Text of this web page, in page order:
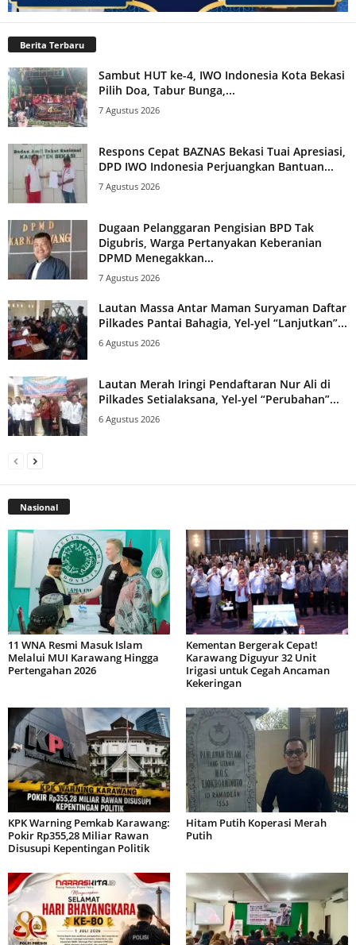
Berita Terbaru
Sambut HUT ke-4, IWO Indonesia Kota Bekasi
Pilih Doa, Tabur Bunga,...
7 Agustus 2026
Respons Cepat BAZNAS Bekasi Tuai Apresiasi,
DPD IWO Indonesia Perjuangkan Bantuan...
7 Agustus 2026
Dugaan Pelanggaran Pengisian BPD Tak
Digubris, Warga Pertanyakan Keberanian
DPMD Menegakkan...
7 Agustus 2026
Lautan Massa Antar Maman Suryaman Daftar
Pilkades Pantai Bahagia, Yel-yel “Lanjutkan”...
6 Agustus 2026
Lautan Merah Iringi Pendaftaran Nur Ali di
Pilkades Setialaksana, Yel-yel “Perubahan”...
6 Agustus 2026
Nasional
11 WNA Resmi Masuk Islam
Melalui MUI Karawang Hingga
Pertengahan 2026
Kementan Bergerak Cepat!
Karawang Diguyur 32 Unit
Irigasi untuk Cegah Ancaman
Kekeringan
KPK Warning Pemkab Karawang:
Pokir Rp355,28 Miliar Rawan
Disusupi Kepentingan Politik
Hitam Putih Koperasi Merah
Putih